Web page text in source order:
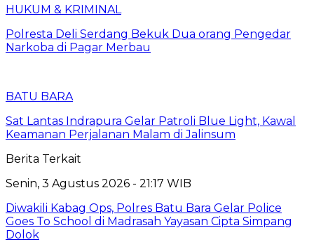
HUKUM & KRIMINAL
Polresta Deli Serdang Bekuk Dua orang Pengedar
Narkoba di Pagar Merbau
BATU BARA
Sat Lantas Indrapura Gelar Patroli Blue Light, Kawal
Keamanan Perjalanan Malam di Jalinsum
Berita Terkait
Senin, 3 Agustus 2026 - 21:17 WIB
Diwakili Kabag Ops, Polres Batu Bara Gelar Police
Goes To School di Madrasah Yayasan Cipta Simpang
Dolok